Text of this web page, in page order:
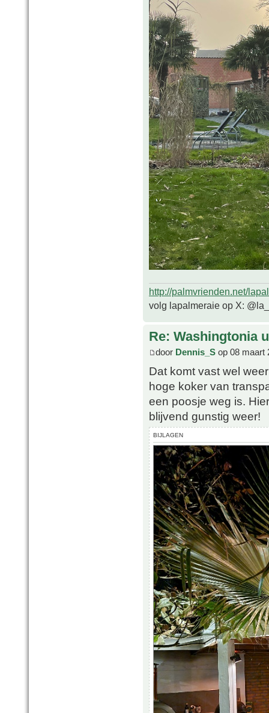
http://palmvrienden.net/
volg lapalmeraie op X:
Re: Washingtonia
door Dennis_S op 08 maart
Dat komt vast wel
hoge koker van
een poosje weg is.
blijvend gunstig weer!
BIJLAGEN